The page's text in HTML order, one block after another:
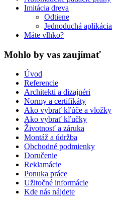
Imitácia dreva
Odtiene
Jednoduchá aplikácia
Máte vlhko?
Mohlo by vas zaujímať
Úvod
Referencie
Architekti a dizajnéri
Normy a certifikáty
Ako vybrať kľúče a vložky
Ako vybrať kľučky
Životnosť a záruka
Montáž a údržba
Obchodné podmienky
Doručenie
Reklamácie
Ponuka práce
Užitočné informácie
Kde nás nájdete